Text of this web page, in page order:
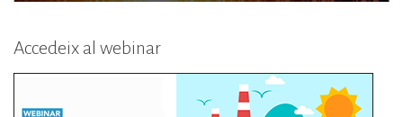
Accedeix al webinar